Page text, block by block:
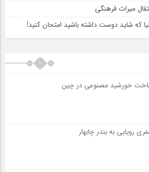
میراث فرهنگی
که شاید دوست داشته باشید امتحان کنید!
خورشید مصنوعی در چین
رویایی به بندر چابهار